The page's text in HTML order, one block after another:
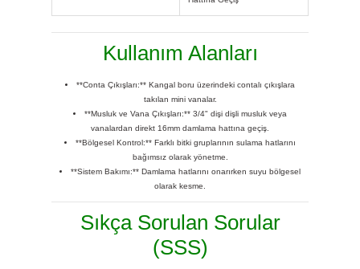
Kullanım Alanları
**Conta Çıkışları:** Kangal boru üzerindeki contalı çıkışlara
takılan mini vanalar.
**Musluk ve Vana Çıkışları:** 3/4" dişi dişli musluk veya
vanalardan direkt 16mm damlama hattına geçiş.
**Bölgesel Kontrol:** Farklı bitki gruplarının sulama hatlarını
bağımsız olarak yönetme.
**Sistem Bakımı:** Damlama hatlarını onarırken suyu bölgesel
olarak kesme.
Sıkça Sorulan Sorular
(SSS)